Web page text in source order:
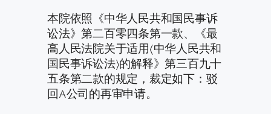
本院依照《中华人民共和国民事诉
讼法》第二百零四条第一款、《最
高人民法院关于适用〈中华人民共和
国民事诉讼法〉的解释》第三百九十
五条第二款的规定，裁定如下：驳
回A公司的再审申请。